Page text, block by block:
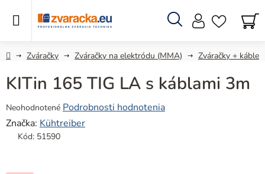
Hľadať
DomovZváračky Zváračky na elektródu (MMA) Zváračky + káble
KITin 165 TIG LA s káblami 3m
Priemerné
hodnotenie
produktu
Neohodnotené Podrobnosti hodnotenia
Značka: Kühtreiber
Kód: 51590